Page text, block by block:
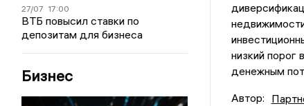
27/07 17:00
ВТБ повысил ставки по
депозитам для бизнеса
Бизнес
низкий порог
денежным
Автор: